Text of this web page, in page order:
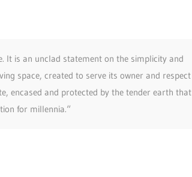
It is an unclad statement on the simplicity and
space, created to serve its owner and respect
encased and protected by the tender earth that
for millennia.“